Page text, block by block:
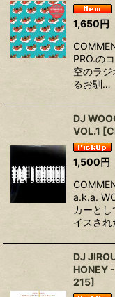
1,650円
PRO.の
空のラ
るお馴…
DJ
VOL.1 [
1,500円
a.k.a.
カーと
イスさ
DJ
HONEY
215]